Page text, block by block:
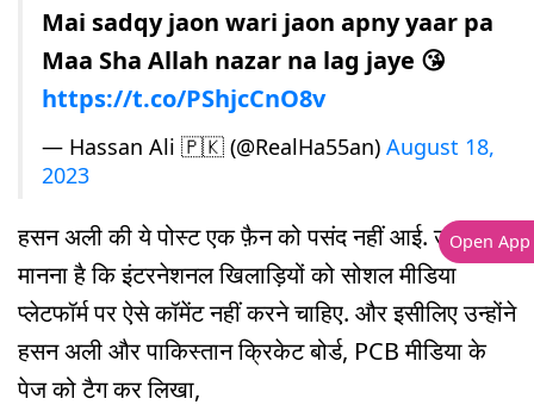
Mai sadqy jaon wari jaon apny yaar pa
Maa Sha Allah nazar na lag jaye 😘
https://t.co/PShjcCnO8v
— Hassan Ali 🇵🇰 (@RealHa55an) August 18,
2023
हसन अली की ये पोस्ट एक फ़ैन को पसंद नहीं आई. उनका
मानना है कि इंटरनेशनल खिलाड़ियों को सोशल मीडिया
प्लेटफॉर्म पर ऐसे कॉमेंट नहीं करने चाहिए. और इसीलिए उन्होंने
हसन अली और पाकिस्तान क्रिकेट बोर्ड, PCB मीडिया के
पेज को टैग कर लिखा,
Open App